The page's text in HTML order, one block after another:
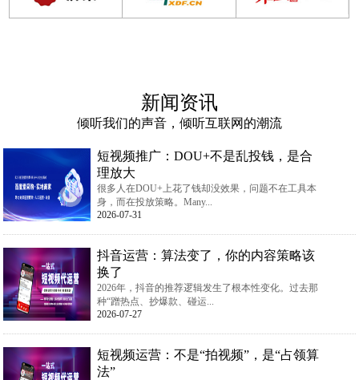
新闻资讯
倾听我们的声音，倾听互联网的潮流
短视频推广：DOU+不是乱投钱，是合
理放大
很多人在DOU+上花了钱却没效果，问题不在工具本
身，而在投放策略。Many...
2026-07-31
抖音运营：算法变了，你的内容策略该
换了
2026年，抖音的推荐逻辑发生了根本性变化。过去那
种“蹭热点、抄爆款、碰运...
2026-07-27
短视频运营：不是“拍视频”，是“占领算
法”